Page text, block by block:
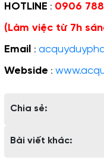
HOTLINE : 0906
(Làm việc từ 7h
Email :
Webside :
Chia sẻ:
Bài viết khác: